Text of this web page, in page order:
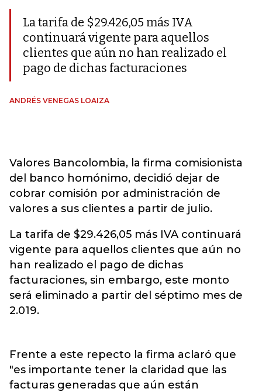
La tarifa de $29.426,05 más IVA
continuará vigente para aquellos
clientes que aún no han realizado el
pago de dichas facturaciones
ANDRÉS VENEGAS LOAIZA
Valores Bancolombia, la firma comisionista
del banco homónimo, decidió dejar de
cobrar comisión por administración de
valores a sus clientes a partir de julio.
La tarifa de $29.426,05 más IVA continuará
vigente para aquellos clientes que aún no
han realizado el pago de dichas
facturaciones, sin embargo, este monto
será eliminado a partir del séptimo mes de
2.019.
Frente a este repecto la firma aclaró que
"es importante tener la claridad que las
facturas generadas que aún están